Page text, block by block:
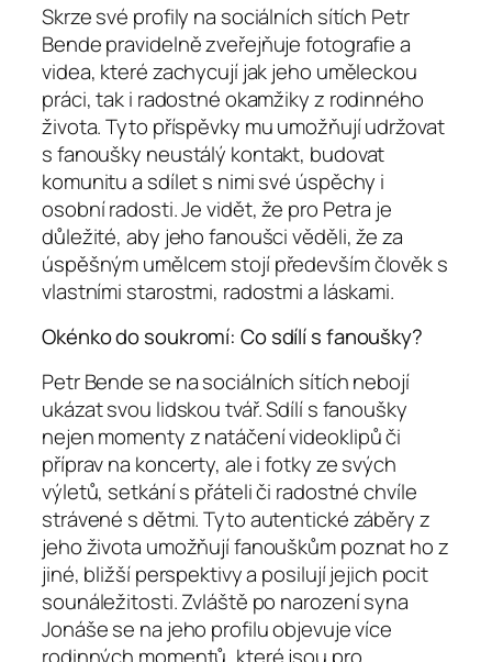
Skrze své profily na sociálních sítích Petr
Bende pravidelně zveřejňuje fotografie a
videa, které zachycují jak jeho uměleckou
práci, tak i radostné okamžiky z rodinného
života. Tyto příspěvky mu umožňují udržovat
s fanoušky neustálý kontakt, budovat
komunitu a sdílet s nimi své úspěchy i
osobní radosti. Je vidět, že pro Petra je
důležité, aby jeho fanoušci věděli, že za
úspěšným umělcem stojí především člověk s
vlastními starostmi, radostmi a láskami.
Okénko do soukromí: Co sdílí s fanoušky?
Petr Bende se na sociálních sítích nebojí
ukázat svou lidskou tvář. Sdílí s fanoušky
nejen momenty z natáčení videoklipů či
příprav na koncerty, ale i fotky ze svých
výletů, setkání s přáteli či radostné chvíle
strávené s dětmi. Tyto autentické záběry z
jeho života umožňují fanouškům poznat ho z
jiné, bližší perspektivy a posilují jejich pocit
sounáležitosti. Zvláště po narození syna
Jonáše se na jeho profilu objevuje více